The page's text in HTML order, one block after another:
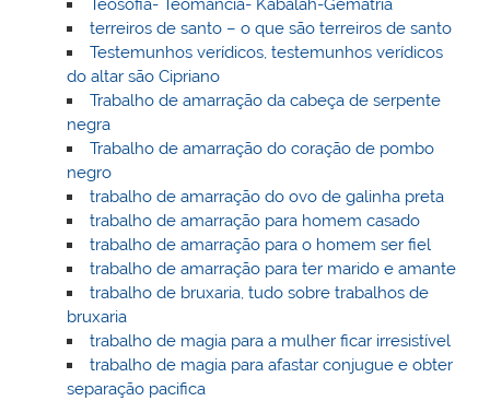
terreiros de santo – o que são terreiros de santo
Testemunhos verídicos, testemunhos verídicos
do altar são Cipriano
Trabalho de amarração da cabeça de serpente
negra
Trabalho de amarração do coração de pombo
negro
trabalho de amarração do ovo de galinha preta
trabalho de amarração para homem casado
trabalho de amarração para o homem ser fiel
trabalho de amarração para ter marido e amante
trabalho de bruxaria, tudo sobre trabalhos de
bruxaria
trabalho de magia para a mulher ficar irresistível
trabalho de magia para afastar conjugue e obter
separação pacifica